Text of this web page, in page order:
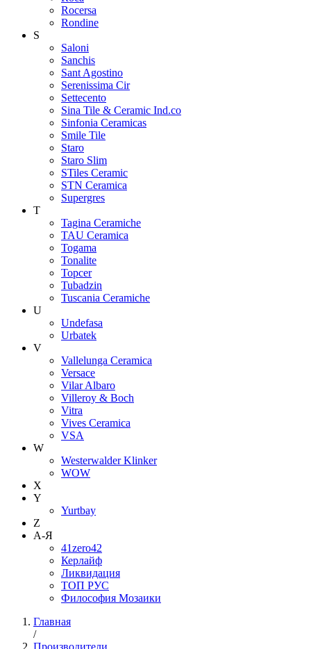
Rocersa
Rondine
S
Saloni
Sanchis
Sant Agostino
Serenissima Cir
Settecento
Sina Tile & Ceramic Ind.co
Sinfonia Ceramicas
Smile Tile
Staro
Staro Slim
STiles Ceramic
STN Ceramica
Supergres
T
Tagina Ceramiche
TAU Ceramica
Togama
Tonalite
Topcer
Tubadzin
Tuscania Ceramiche
U
Undefasa
Urbatek
V
Vallelunga Ceramica
Versace
Vilar Albaro
Villeroy & Boch
Vitra
Vives Ceramica
VSA
W
Westerwalder Klinker
WOW
X
Y
Yurtbay
Z
А-Я
41zero42
Керлайф
Ликвидация
ТОП РУС
Философия Мозаики
Главная
/
Производители